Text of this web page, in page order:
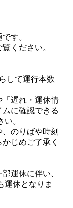
す。
覧ください。
して運行本数
「遅れ・運休情
に確認できる
い。
のりばや時刻
じめご了承く
運休に伴い、
運休となりま